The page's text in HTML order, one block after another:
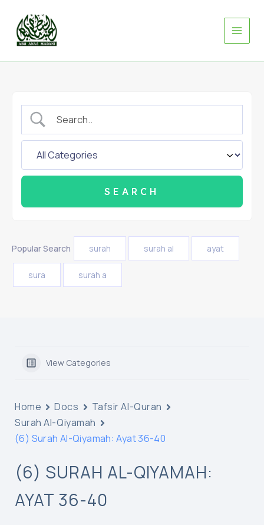
content
Popular Search surah surah al ayat
sura surah a
View Categories
Home Docs
Tafsir Al-Quran
Surah Al-Qiyamah
(6) Surah Al-Qiyamah: Ayat 36-40
(6) SURAH AL-QIYAMAH:
AYAT 36-40